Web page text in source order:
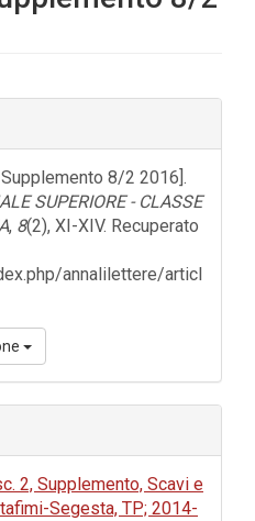
8/2 2016].
SUPERIORE - CLASSE
, 8(2), XI-XIV. Recuperato
annalilettere/articl
2, Supplemento, Scavi e
Segesta, TP; 2014-